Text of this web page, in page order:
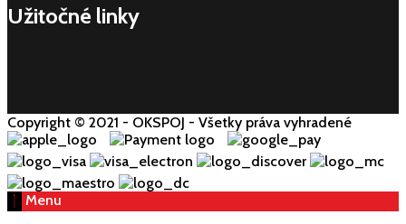
Užitočné linky
Copyright © 2021 - OKSPOJ - Všetky práva vyhradené
Menu